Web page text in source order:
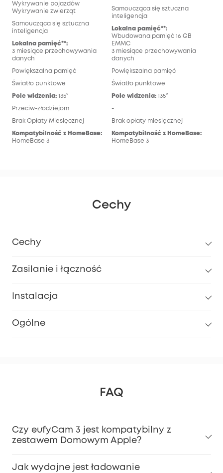
Wykrywanie pojazdów
Wykrywanie zwierząt
Samoucząca się sztuczna
inteligencja
Lokalna pamięć**:
3 miesiące przechowywania
danych
Powiększalna pamięć
Światło punktowe
Pole widzenia: 135°
Przeciw-złodziejom
Brak Opłaty Miesięcznej
Kompatybilność z HomeBase:
HomeBase 3
Samoucząca się sztuczna
inteligencja
Lokalna pamięć**:
Wbudowana pamięć 16 GB
EMMC
3 miesiące przechowywania
danych
Powiększalna pamięć
Światło punktowe
Pole widzenia: 135°
-
Brak opłaty miesięcznej
Kompatybilność z HomeBase:
HomeBase 3
Cechy
Cechy
Zasilanie i łączność
Instalacja
Ogólne
FAQ
Czy eufyCam 3 jest kompatybilny z
zestawem Domowym Apple?
Jak wydajne jest ładowanie